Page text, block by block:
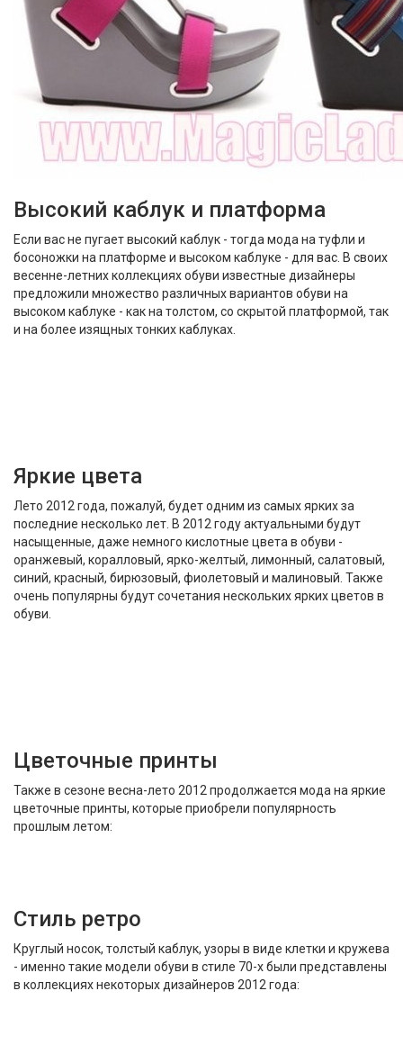
Высокий каблук и платформа
Если вас не пугает высокий каблук - тогда мода на туфли и
босоножки на платформе и высоком каблуке - для вас. В своих
весенне-летних коллекциях обуви известные дизайнеры
предложили множество различных вариантов обуви на
высоком каблуке - как на толстом, со скрытой платформой, так
и на более изящных тонких каблуках.
Яркие цвета
Лето 2012 года, пожалуй, будет одним из самых ярких за
последние несколько лет. В 2012 году актуальными будут
насыщенные, даже немного кислотные цвета в обуви -
оранжевый, коралловый, ярко-желтый, лимонный, салатовый,
синий, красный, бирюзовый, фиолетовый и малиновый. Также
очень популярны будут сочетания нескольких ярких цветов в
обуви.
Цветочные принты
Также в сезоне весна-лето 2012 продолжается мода на яркие
цветочные принты, которые приобрели популярность
прошлым летом:
Стиль ретро
Круглый носок, толстый каблук, узоры в виде клетки и кружева
- именно такие модели обуви в стиле 70-х были представлены
в коллекциях некоторых дизайнеров 2012 года: